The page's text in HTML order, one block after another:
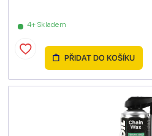
4+ Skladem
PŘIDAT DO KOŠÍKU